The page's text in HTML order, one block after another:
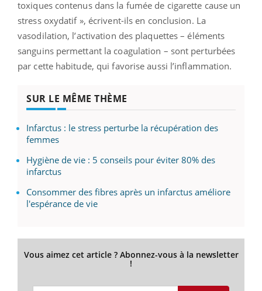
toxiques contenus dans la fumée de cigarette cause un
stress oxydatif », écrivent-ils en conclusion. La
vasodilation, l’activation des plaquettes – éléments
sanguins permettant la coagulation – sont perturbées
par cette habitude, qui favorise aussi l’inflammation.
SUR LE MÊME THÈME
Infarctus : le stress perturbe la récupération des
femmes
Hygiène de vie : 5 conseils pour éviter 80% des
infarctus
Consommer des fibres après un infarctus améliore
l'espérance de vie
Vous aimez cet article ? Abonnez-vous à la newsletter
!